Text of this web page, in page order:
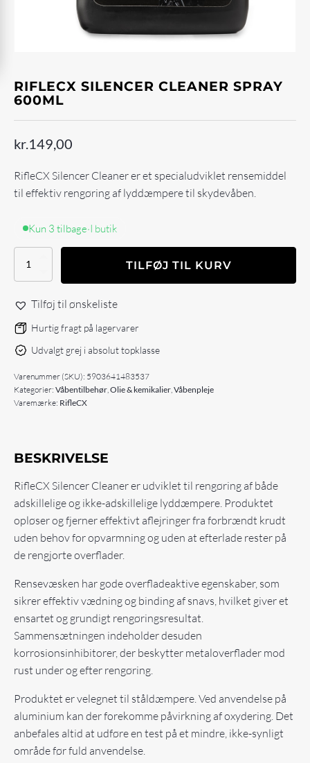
RIFLECX SILENCER CLEANER SPRAY
600ML
kr.149,00
RifleCX Silencer Cleaner er et specialudviklet rensemiddel
til effektiv rengøring af lyddæmpere til skydevåben.
Kun 3 tilbage·I butik
RifleCX
SPRAY
600ml
antal
TILFØJ TIL KURV
Tilføj til ønskeliste
Hurtig fragt på lagervarer
Udvalgt grej i absolut topklasse
Varenummer (SKU): 5903641483537
Kategorier: Våbentilbehør,Olie & kemikalier,Våbenpleje
Varemærke: RifleCX
BESKRIVELSE
RifleCX Silencer Cleaner er udviklet til rengøring af både
adskillelige og ikke-adskillelige lyddæmpere. Produktet
opløser og fjerner effektivt aflejringer fra forbrændt krudt
uden behov for opvarmning og uden at efterlade rester på
de rengjorte overflader.
Rensevæsken har gode overfladeaktive egenskaber, som
sikrer effektiv vædning og binding af snavs, hvilket giver et
ensartet og grundigt rengøringsresultat.
Sammensætningen indeholder desuden
korrosionsinhibitorer, der beskytter metaloverflader mod
rust under og efter rengøring.
Produktet er velegnet til ståldæmpere. Ved anvendelse på
aluminium kan der forekomme påvirkning af oxydering. Det
anbefales altid at udføre en test på et mindre, ikke-synligt
område før fuld anvendelse.